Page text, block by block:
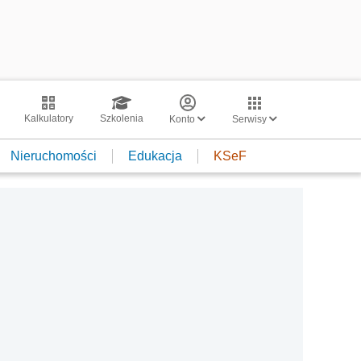
Kalkulatory Szkolenia Konto Serwisy
Nieruchomości Edukacja KSeF